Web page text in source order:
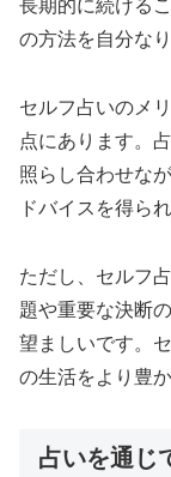
長期的に続ける
の方法を自分な
セルフ占いのメ
点にあります。
照らし合わせな
ドバイスを得られ
ただし、セルフ
題や重要な決断
望ましいです。
の生活をより豊
占いを通じ